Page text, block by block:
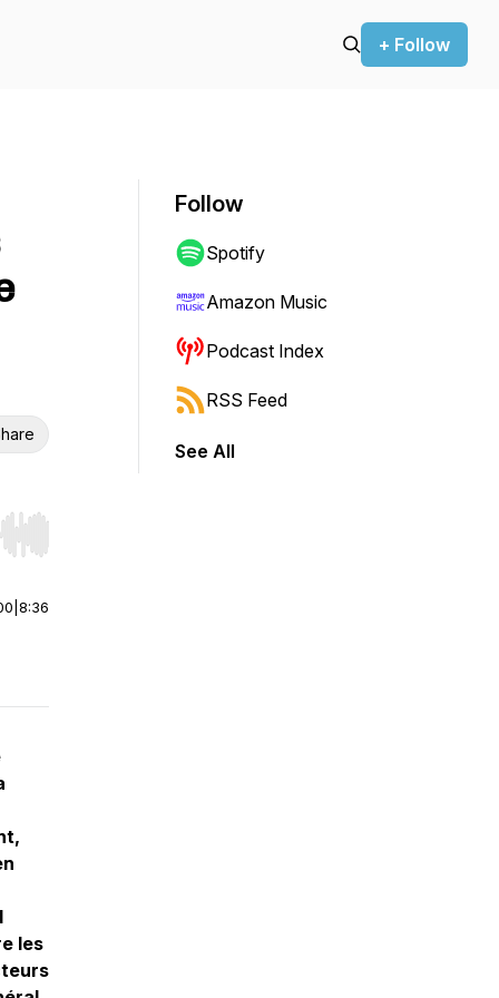
+ Follow
Hold shift to jump forward or backward.
8:36
les
Follow
Spotify
Amazon Music
Podcast Index
RSS Feed
See All